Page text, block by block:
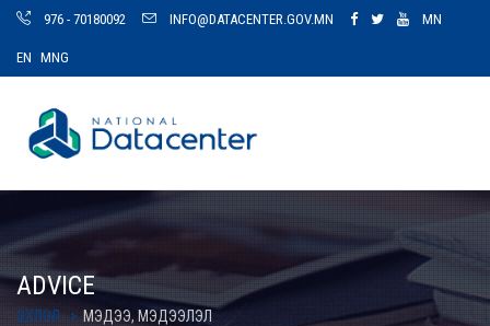
976 - 70180092 INFO@DATACENTER.GOV.MN MN
EN MNG
ADVICE
ЭХЛЭЛ МЭДЭЭ, МЭДЭЭЛЭЛ